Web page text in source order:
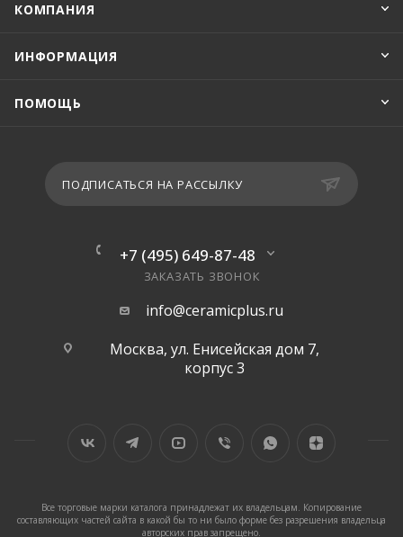
КОМПАНИЯ
ИНФОРМАЦИЯ
ПОМОЩЬ
ПОДПИСАТЬСЯ НА РАССЫЛКУ
+7 (495) 649-87-48
ЗАКАЗАТЬ ЗВОНОК
info@ceramicplus.ru
Москва, ул. Енисейская дом 7,
корпус 3
Все торговые марки каталога принадлежат их владельцам. Копирование
составляющих частей сайта в какой бы то ни было форме без разрешения владельца
авторских прав запрещено.